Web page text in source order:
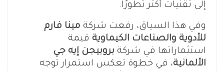
إلى تقنيات أكثر تطورًا.
وفي هذا السياق، رفعت شركة مينا فارم
للأدوية والصناعات الكيماوية قيمة
استثماراتها في شركة بروبيجن إيه جي
الألمانية، في خطوة تعكس استمرار توجه